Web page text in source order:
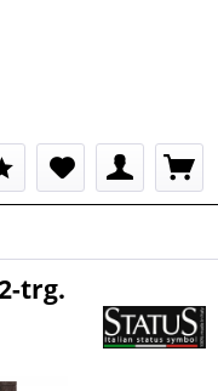
trg.